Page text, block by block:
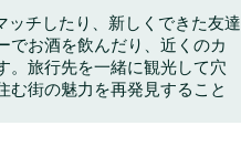
チしたり、新しくできた友達
でお酒を飲んだり、近くのカ
。旅行先を一緒に観光して穴
む街の魅力を再発見すること